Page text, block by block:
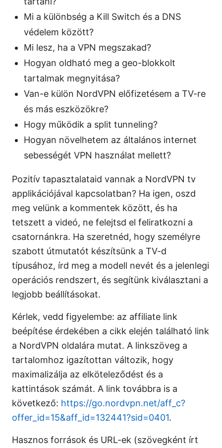
Mi a különbség a Kill Switch és a DNS
védelem között?
Mi lesz, ha a VPN megszakad?
Hogyan oldható meg a geo-blokkolt
tartalmak megnyitása?
Van-e külön NordVPN előfizetésem a TV-re
és más eszközökre?
Hogy működik a split tunneling?
Hogyan növelhetem az általános internet
sebességét VPN használat mellett?
Pozitív tapasztalataid vannak a NordVPN tv
applikációjával kapcsolatban? Ha igen, oszd
meg velünk a kommentek között, és ha
tetszett a videó, ne felejtsd el feliratkozni a
csatornánkra. Ha szeretnéd, hogy személyre
szabott útmutatót készítsünk a TV-d
típusához, írd meg a modell nevét és a jelenlegi
operációs rendszert, és segítünk kiválasztani a
legjobb beállításokat.
Kérlek, vedd figyelembe: az affiliate link
beépítése érdekében a cikk elején található link
a NordVPN oldalára mutat. A linkszöveg a
tartalomhoz igazítottan változik, hogy
maximalizálja az elköteleződést és a
kattintások számát. A link továbbra is a
következő: https://go.nordvpn.net/aff_c?
offer_id=15&aff_id=132441?sid=0401.
Hasznos források és URL-ek (szövegként írt